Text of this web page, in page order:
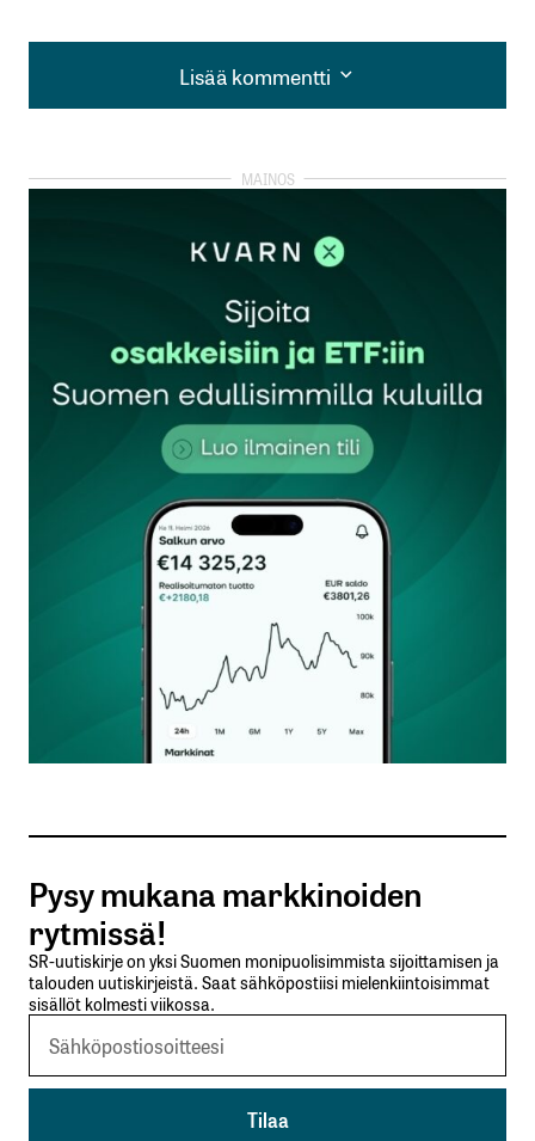
Lisää kommentti
Lisää kommentti
kirjautua
rekisteröityä
Sähköpostiosoitettasi ei julkaista.Pakolliset
kentät on merkitty*
Kommentti*
Nimesi tai nimimerkkisi
Sähköpostiosoitteesi
Tilaa SalkunRakentajan uutiskirje
Lähetä kommentti
Pysy mukana markkinoiden
rytmissä!
SR-uutiskirje on yksi Suomen monipuolisimmista sijoittamisen ja
talouden uutiskirjeistä. Saat sähköpostiisi mielenkiintoisimmat
sisällöt kolmesti viikossa.